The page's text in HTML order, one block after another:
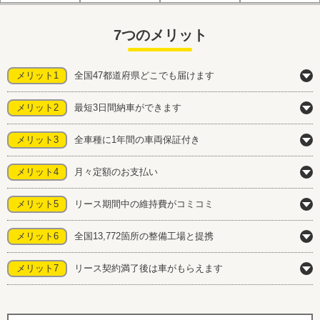
7つのメリット
メリット1 全国47都道府県どこでも届けます
メリット2 最短3日間納車ができます
メリット3 全車種に1年間の車両保証付き
メリット4 月々定額のお支払い
メリット5 リース期間中の維持費がコミコミ
メリット6 全国13,772箇所の整備工場と提携
メリット7 リース契約満了後は車がもらえます